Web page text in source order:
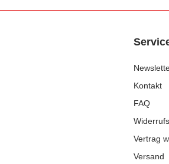
Kontakt
FAQ
Vertrag
Versand